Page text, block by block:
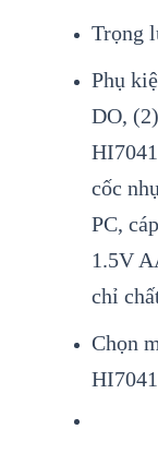
Trọng
Phụ
DO,
cốc
PC,
1.5V
chỉ
Chọn